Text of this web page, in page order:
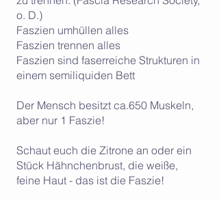
o. D.)
Faszien umhüllen alles
Faszien trennen alles
Faszien sind faserreiche Strukturen in
einem semiliquiden Bett
Der Mensch besitzt ca.650 Muskeln,
aber nur 1 Faszie!
Schaut euch die Zitrone an oder ein
Stück Hähnchenbrust, die weiße,
feine Haut - das ist die Faszie!